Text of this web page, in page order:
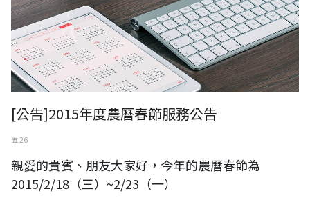
[公告]2015年度農曆春節服務公告
五 26
親愛的貴賓、朋友大家好，今年的農曆春節為
2015/2/18（三）~2/23（一）